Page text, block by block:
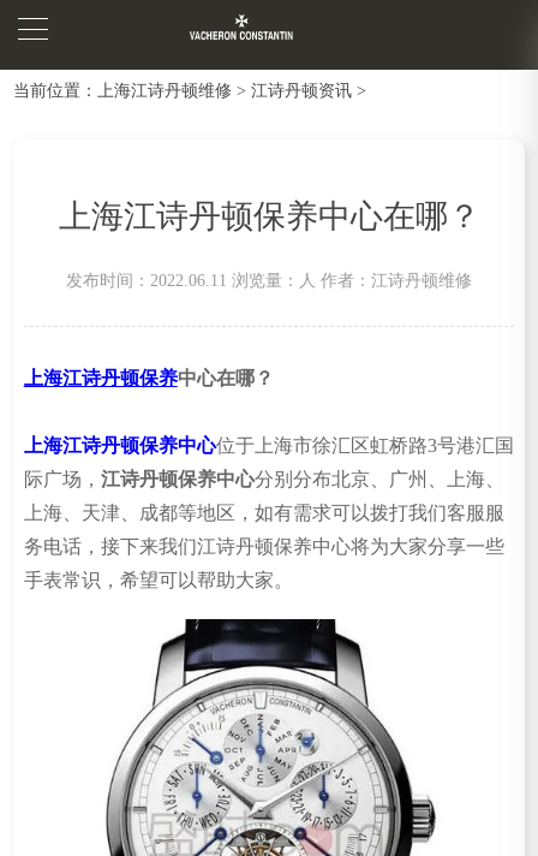
当前位置： 上海江诗丹顿维修 >江诗丹顿资讯 >
上海江诗丹顿保养中心在哪？
发布时间：2022.06.11 浏览量： 人 作者：江诗丹顿维修
上海江诗丹顿保养中心在哪？
上海江诗丹顿保养中心位于上海市徐汇区虹桥路3号港汇国
际广场， 江诗丹顿保养中心分别分布北京、广州、上海、
上海、天津、成都等地区，如有需求可以拨打我们客服服
务电话，接下来我们江诗丹顿保养中心将为大家分享一些
手表常识，希望可以帮助大家。